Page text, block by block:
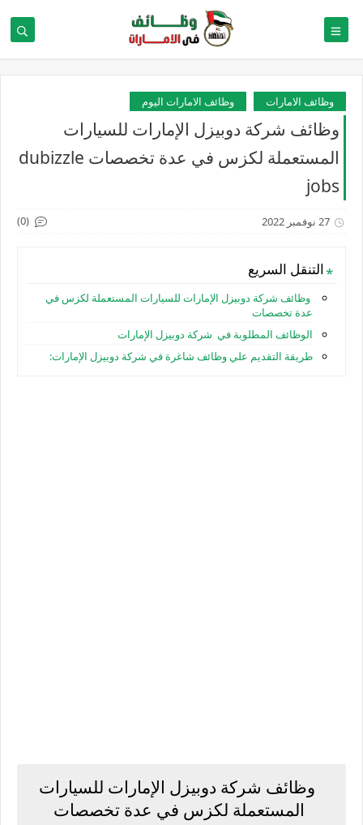
وظائف الامارات وظائف الامارات اليوم
وظائف شركة دوبيزل الإمارات للسيارات
المستعملة لكزس في عدة تخصصات dubizzle
jobs
27 نوفمبر 2022 (0)
التنقل السريع
وظائف شركة دوبيزل الإمارات للسيارات المستعملة لكزس في
عدة تخصصات
الوظائف المطلوبة في شركة دوبيزل الإمارات
طريقة التقديم علي وظائف شاغرة في شركة دوبيزل الإمارات:
وظائف شركة دوبيزل الإمارات للسيارات
المستعملة لكزس في عدة تخصصات